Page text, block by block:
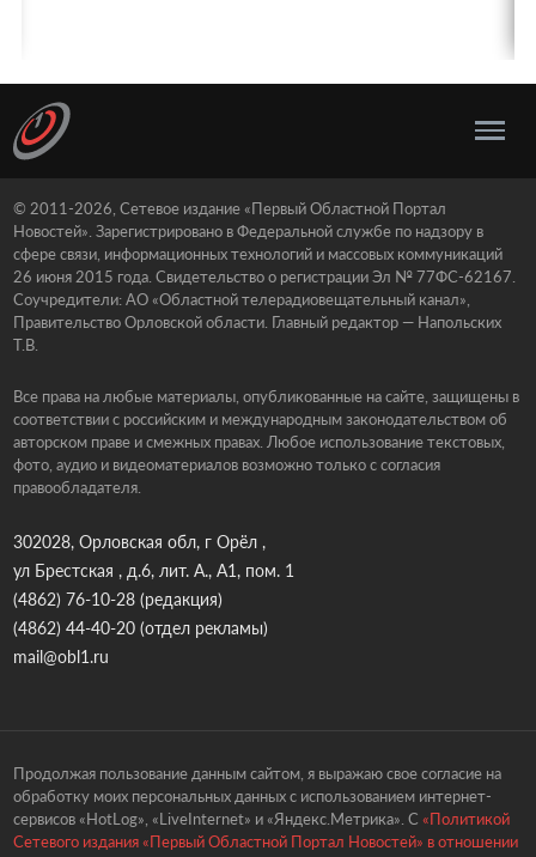
© 2011-2026, Сетевое издание «Первый Областной Портал
Новостей». Зарегистрировано в Федеральной службе по надзору в
сфере связи, информационных технологий и массовых коммуникаций
26 июня 2015 года. Свидетельство о регистрации Эл № 77ФС-62167.
Соучредители: АО «Областной телерадиовещательный канал»,
Правительство Орловской области. Главный редактор — Напольских
Т.В.
Все права на любые материалы, опубликованные на сайте, защищены в
соответствии с российским и международным законодательством об
авторском праве и смежных правах. Любое использование текстовых,
фото, аудио и видеоматериалов возможно только с согласия
правообладателя.
302028, Орловская обл, г Орёл ,
ул Брестская , д.6, лит. А., А1, пом. 1
(4862) 76-10-28(редакция)
(4862) 44-40-20(отдел рекламы)
mail@obl1.ru
Продолжая пользование данным сайтом, я выражаю свое согласие на
обработку моих персональных данных с использованием интернет-
сервисов «HotLog», «LiveInternet» и «Яндекс.Метрика». С «Политикой
Сетевого издания «Первый Областной Портал Новостей» в отношении